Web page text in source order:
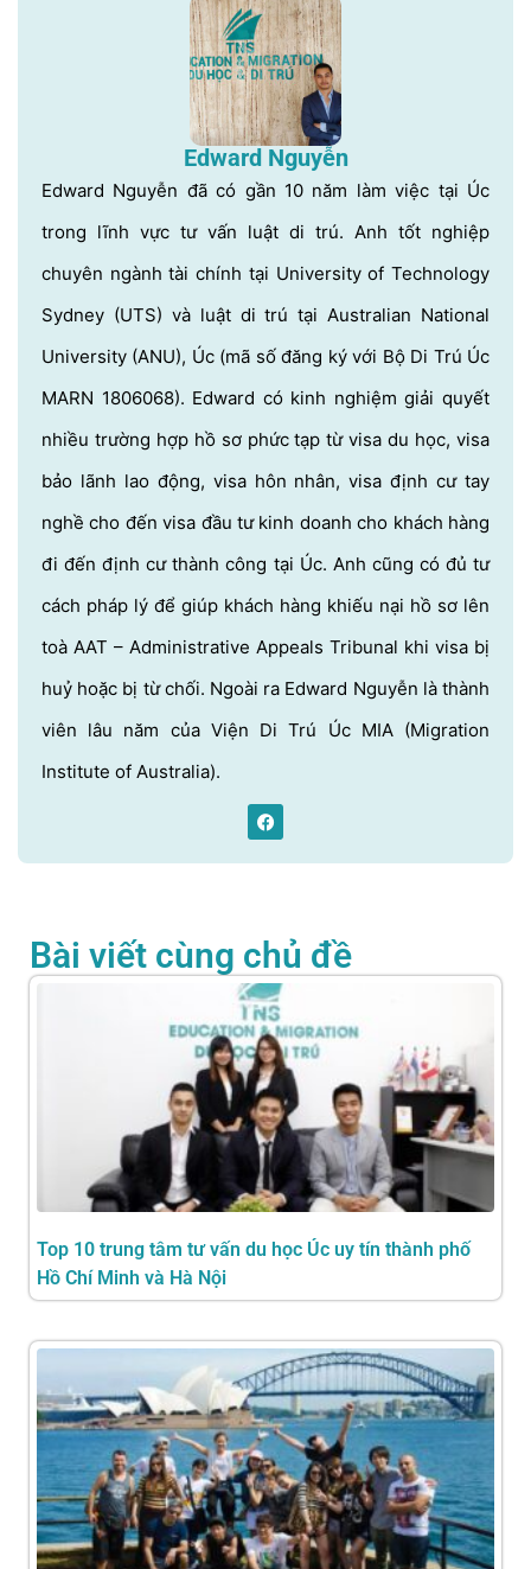
Edward Nguyễn
Edward Nguyễn đã có gần 10 năm làm việc tại Úc
trong lĩnh vực tư vấn luật di trú. Anh tốt nghiệp
chuyên ngành tài chính tại University of Technology
Sydney (UTS) và luật di trú tại Australian National
University (ANU), Úc (mã số đăng ký với Bộ Di Trú Úc
MARN 1806068). Edward có kinh nghiệm giải quyết
nhiều trường hợp hồ sơ phức tạp từ visa du học, visa
bảo lãnh lao động, visa hôn nhân, visa định cư tay
nghề cho đến visa đầu tư kinh doanh cho khách hàng
đi đến định cư thành công tại Úc. Anh cũng có đủ tư
cách pháp lý để giúp khách hàng khiếu nại hồ sơ lên
toà AAT – Administrative Appeals Tribunal khi visa bị
huỷ hoặc bị từ chối. Ngoài ra Edward Nguyễn là thành
viên lâu năm của Viện Di Trú Úc MIA (Migration
Institute of Australia).
Bài viết cùng chủ đề
Top 10 trung tâm tư vấn du học Úc uy tín thành phố
Hồ Chí Minh và Hà Nội